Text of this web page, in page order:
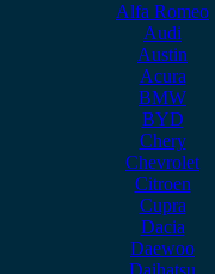
Alfa Romeo
Audi
Austin
Acura
BMW
BYD
Chery
Chevrolet
Citroen
Cupra
Dacia
Daewoo
Daihatsu